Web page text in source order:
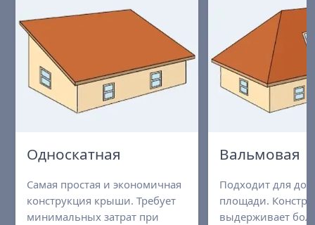
Односкатная
Самая простая и экономичная
конструкция крыши. Требует
минимальных затрат при
Вальмовая
Подходит для
площади.
выдерживает